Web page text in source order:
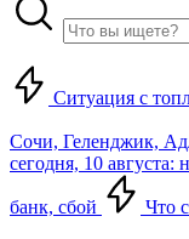
Ситуация с
Сочи, Геленджик,
сегодня, 10 августа:
банк, сбой Что